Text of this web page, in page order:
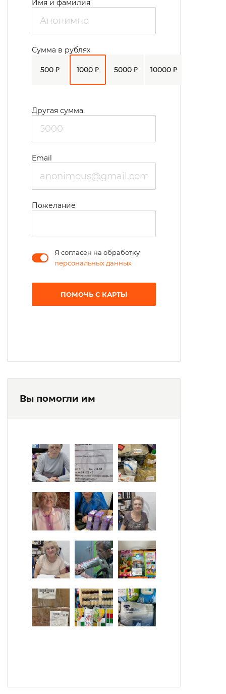
Имя и фамилия
500 ₽ 1000 ₽ 5000 ₽ 10000 ₽
Сумма в рублях
Другая сумма
Email
Пожелание
Я согласен на обработку
персональных данных
ПОМОЧЬ С КАРТЫ
Вы помогли им